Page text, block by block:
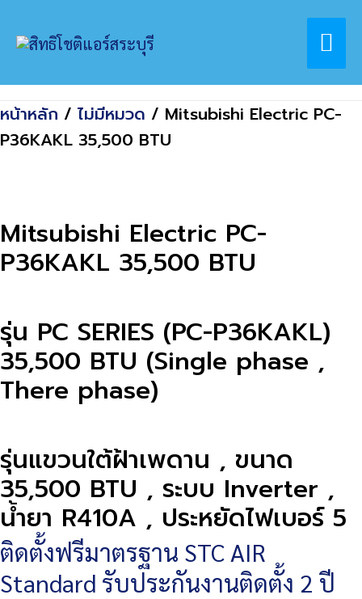
Home
สินค้า
Mitsubishi Electric PC-P36KAKL 35,500
หน้าหลัก / ไม่มีหมวด / Mitsubishi Electric PC-
P36KAKL 35,500 BTU
Mitsubishi Electric PC-
P36KAKL 35,500 BTU
รุ่น PC SERIES (PC-P36KAKL)
35,500 BTU (Single phase ,
There phase)
รุ่นแขวนใต้ฝ้าเพดาน , ขนาด
35,500 BTU , ระบบ Inverter ,
น้ำยา R410A , ประหยัดไฟเบอร์ 5
ติดตั้งฟรีมาตรฐาน STC AIR
Standard รับประกันงานติดตั้ง 2 ปี